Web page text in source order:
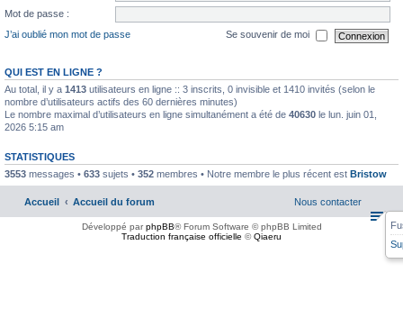
Mot de passe :
J’ai oublié mon mot de passe
Se souvenir de moi
QUI EST EN LIGNE ?
Au total, il y a 1413 utilisateurs en ligne :: 3 inscrits, 0 invisible et 1410 invités (selon le
nombre d’utilisateurs actifs des 60 dernières minutes)
Le nombre maximal d’utilisateurs en ligne simultanément a été de 40630 le lun. juin 01,
2026 5:15 am
STATISTIQUES
3553 messages • 633 sujets • 352 membres • Notre membre le plus récent est Bristow
Accueil Accueil du forum Nous contacter
Développé parphpBB® Forum Software © phpBB Limited
Traduction française officielle ©Qiaeru